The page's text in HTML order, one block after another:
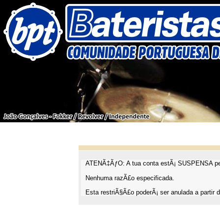
ATENÃ‡ÃƒO: A tua conta estÃ¡ SUSPENSA
Nenhuma razÃ£o especificada.
Esta restriÃ§Ã£o poderÃ¡ ser anulada a partir